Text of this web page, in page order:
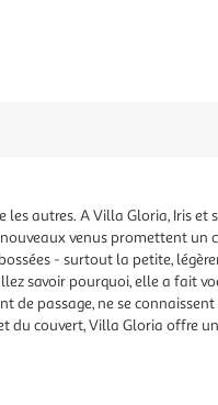
autres. A Villa Gloria, Iris
venus promettent un
- surtout la petite,
savoir pourquoi, elle a fait
de passage, ne se
du couvert, Villa Gloria offre